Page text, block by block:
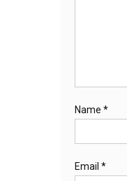
Name *
Email *